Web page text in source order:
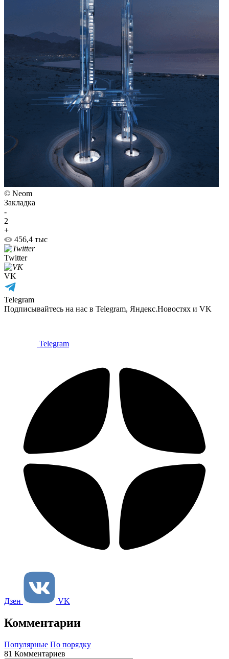
© Neom
Закладка
-
2
+
456,4 тыс
Twitter
VK
Telegram
Подписывайтесь на нас в Telegram, Яндекс.Новостях и VK
Telegram
Дзен VK
Комментарии
Популярные По порядку
81 Комментариев